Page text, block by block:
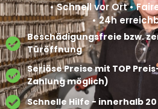
• Schnell vor Ort •
• 24h
Beschädigungsfreie bzw.
Türöffnung​
Seriöse Preise mit TOP
Zahlung möglich)​
Schnelle Hilfe - innerhalb